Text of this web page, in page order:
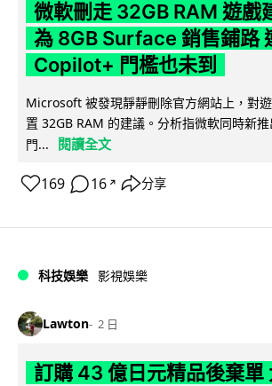
微軟刪走 32GB RAM 遊戲
為 8GB Surface 銷售鋪路
Copilot+ 門檻也未到
Microsoft 被發現靜靜刪除官方網站上，對
置 32GB RAM 的建議。分析指微軟同時新
門...
閱讀全文
169 16 ↗ 分享
科技娛樂 影視娛樂
Lawton 2 日
訂購 43 億日元精品後棄單